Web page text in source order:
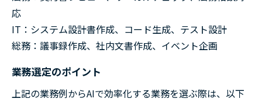
応
IT：システム設計書作成、コード生成、テスト設計
総務：議事録作成、社内文書作成、イベント企画
業務選定のポイント
上記の業務例からAIで効率化する業務を選ぶ際は、以下